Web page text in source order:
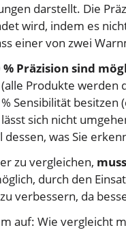
darstellt. Die
wird, indem es
einer von zwei
Präzision sind
Produkte
Sensibilität
sich nicht
was Sie
zu vergleichen,
durch den
verbessern, da
auf: Wie vergleicht